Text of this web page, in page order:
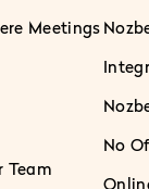
Meetings
Team
No